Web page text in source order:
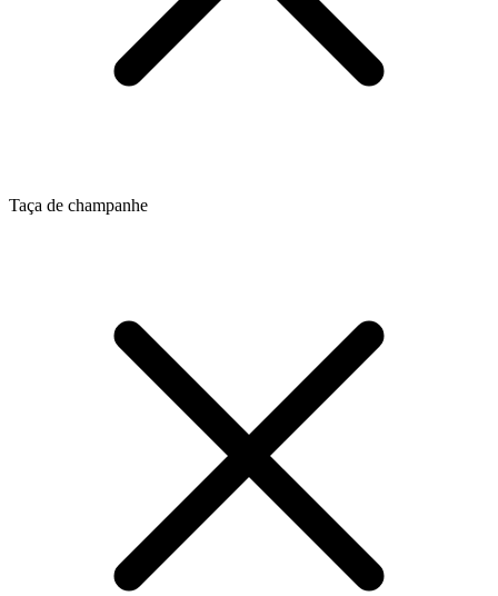
Taça de champanhe